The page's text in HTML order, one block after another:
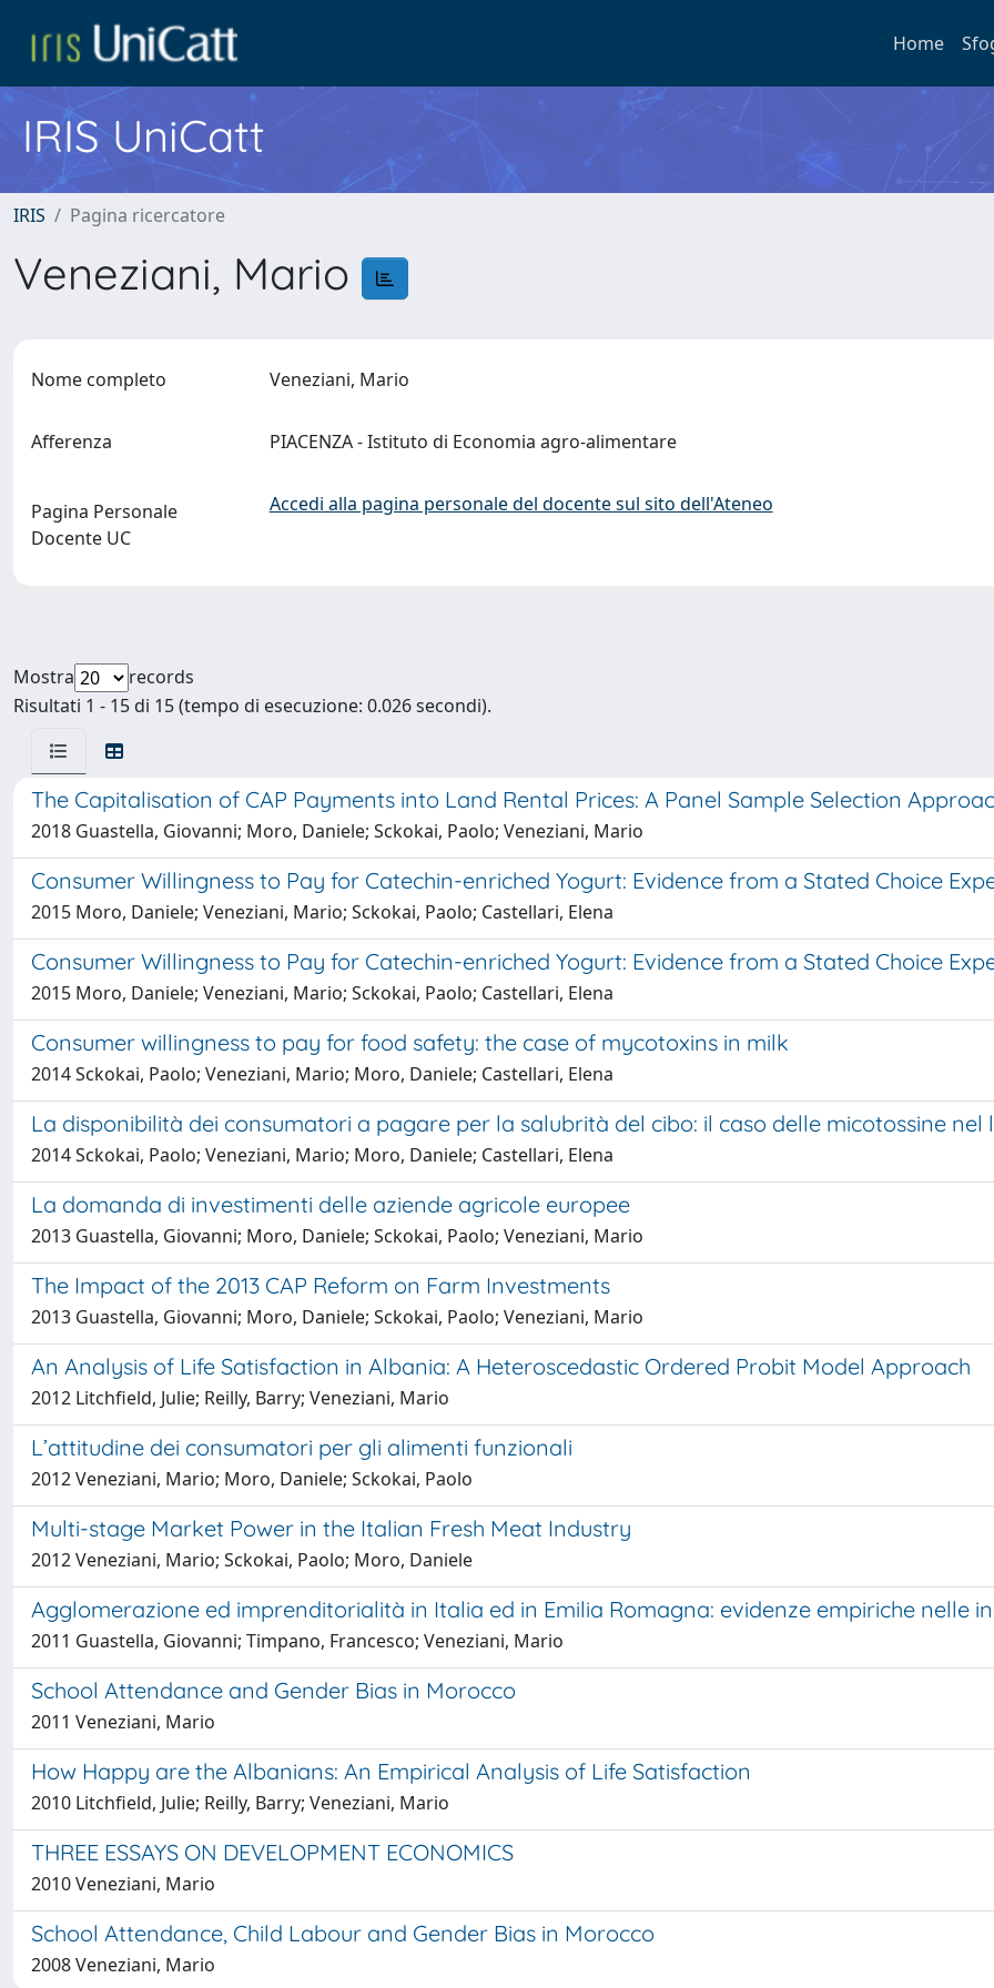
Home
IRIS UniCatt
IRIS Pagina ricercatore
Veneziani, Mario
Nome completo Veneziani, Mario
Afferenza PIACENZA - Istituto di Economia agro-alimentare
Pagina Personale
Docente UC
Accedi alla pagina personale del docente sul sito dell'Ateneo
Mostra
records
Risultati 1 - 15 di 15 (tempo di esecuzione: 0.026 secondi).
The Capitalisation of CAP Payments into Land Rental Prices: A Panel Sample Selection
2018 Guastella, Giovanni; Moro, Daniele; Sckokai, Paolo; Veneziani, Mario
Consumer Willingness to Pay for Catechin-enriched Yogurt: Evidence from a Stated Choice
2015 Moro, Daniele; Veneziani, Mario; Sckokai, Paolo; Castellari, Elena
Consumer Willingness to Pay for Catechin-enriched Yogurt: Evidence from a Stated Choice
2015 Moro, Daniele; Veneziani, Mario; Sckokai, Paolo; Castellari, Elena
Consumer willingness to pay for food safety: the case of mycotoxins in milk
2014 Sckokai, Paolo; Veneziani, Mario; Moro, Daniele; Castellari, Elena
La disponibilità dei consumatori a pagare per la salubrità del cibo: il caso delle micotossine nel
2014 Sckokai, Paolo; Veneziani, Mario; Moro, Daniele; Castellari, Elena
La domanda di investimenti delle aziende agricole europee
2013 Guastella, Giovanni; Moro, Daniele; Sckokai, Paolo; Veneziani, Mario
The Impact of the 2013 CAP Reform on Farm Investments
2013 Guastella, Giovanni; Moro, Daniele; Sckokai, Paolo; Veneziani, Mario
An Analysis of Life Satisfaction in Albania: A Heteroscedastic Ordered Probit Model Approach
2012 Litchfield, Julie; Reilly, Barry; Veneziani, Mario
L’attitudine dei consumatori per gli alimenti funzionali
2012 Veneziani, Mario; Moro, Daniele; Sckokai, Paolo
Multi-stage Market Power in the Italian Fresh Meat Industry
2012 Veneziani, Mario; Sckokai, Paolo; Moro, Daniele
Agglomerazione ed imprenditorialità in Italia ed in Emilia Romagna: evidenze empiriche nelle
2011 Guastella, Giovanni; Timpano, Francesco; Veneziani, Mario
School Attendance and Gender Bias in Morocco
2011 Veneziani, Mario
How Happy are the Albanians: An Empirical Analysis of Life Satisfaction
2010 Litchfield, Julie; Reilly, Barry; Veneziani, Mario
THREE ESSAYS ON DEVELOPMENT ECONOMICS
2010 Veneziani, Mario
School Attendance, Child Labour and Gender Bias in Morocco
2008 Veneziani, Mario